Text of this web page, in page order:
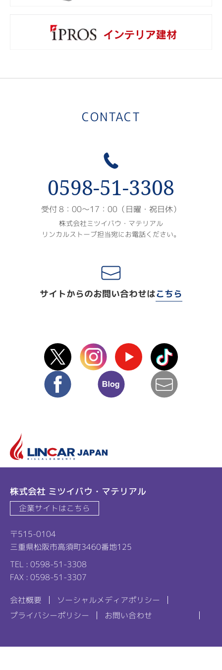
CONTACT
0598-51-3308
受付 8：00〜17：00（日曜・祝日休）
株式会社ミツイバウ・マテリアル
リンカルストーブ担当宛にお電話ください。
サイトからのお問い合わせはこちら
X(Twitter) instagram Youtube
facebook
株式会社 ミツイバウ・マテリアル
企業サイトはこちら
〒515-0104
三重県松阪市高須町3460番地125
TEL : 0598-51-3308
FAX : 0598-51-3307
会社概要
ソーシャルメディアポリシー
プライバシーポリシー
お問い合わせ